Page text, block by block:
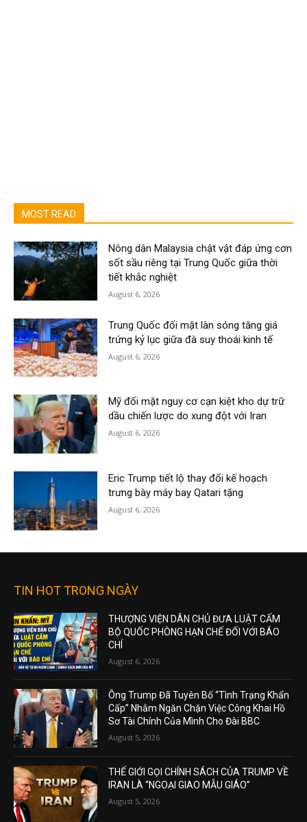
MOST READ
Nông dân Malaysia chật vật đáp ứng cơn
sốt sầu riêng tại Trung Quốc giữa thời
tiết khắc nghiệt
August 6, 2026
Trung Quốc đối mặt làn sóng tăng giá
trứng kỷ lục giữa đà suy thoái kinh tế
August 6, 2026
Mỹ đối mặt nguy cơ cạn kiệt kho dự trữ
dầu chiến lược do xung đột với Iran
August 6, 2026
Eric Trump tiết lộ thay đổi kế hoạch
trưng bày máy bay Qatari tặng
August 6, 2026
TIN HOT TRONG NGÀY
THƯỢNG VIỆN DÂN CHỦ ĐƯA LUẬT CẤM
BỘ QUỐC PHÒNG HẠN CHẾ ĐỐI VỚI BÁO
CHÍ
August 6, 2026
Ông Trump Đã Tuyên Bố “Tình Trạng Khẩn
Cấp” Nhằm Ngăn Chặn Việc Công Khai Hồ
Sơ Tài Chính Của Mình Cho Đài BBC
August 5, 2026
THẾ GIỚI GỌI CHÍNH SÁCH CỦA TRUMP VỀ
IRAN LÀ “NGOẠI GIAO MẪU GIÁO”
August 5, 2026